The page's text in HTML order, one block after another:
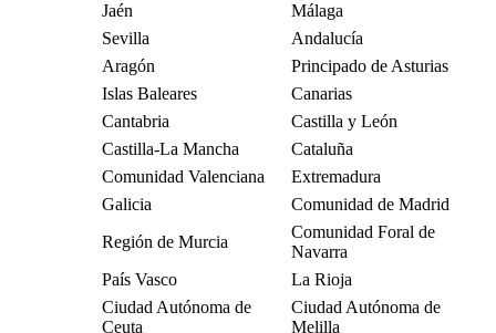
Jaén
Málaga
Sevilla
Andalucía
Aragón
Principado de Asturias
Islas Baleares
Canarias
Cantabria
Castilla y León
Castilla-La Mancha
Cataluña
Comunidad Valenciana
Extremadura
Galicia
Comunidad de Madrid
Región de Murcia
Comunidad Foral de
Navarra
País Vasco
La Rioja
Ciudad Autónoma de
Ceuta
Ciudad Autónoma de
Melilla